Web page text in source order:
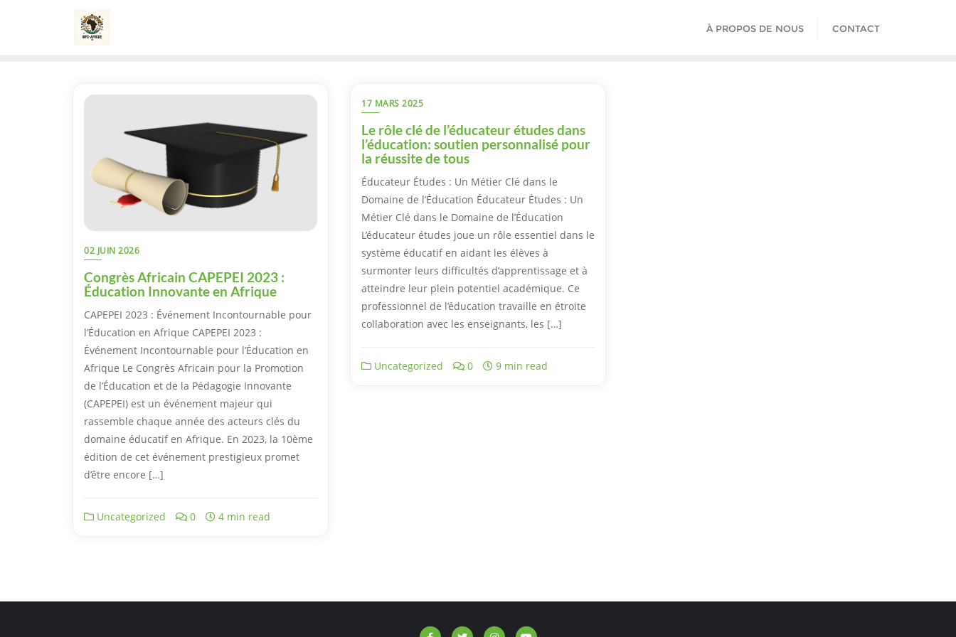
À PROPOS DE NOUS CONTACT
02 JUIN 2026
Congrès Africain CAPEPEI 2023 :
Éducation Innovante en Afrique
CAPEPEI 2023 : Événement Incontournable pour
l’Éducation en Afrique CAPEPEI 2023 :
Événement Incontournable pour l’Éducation en
Afrique Le Congrès Africain pour la Promotion
de l’Éducation et de la Pédagogie Innovante
(CAPEPEI) est un événement majeur qui
rassemble chaque année des acteurs clés du
domaine éducatif en Afrique. En 2023, la 10ème
édition de cet événement prestigieux promet
d’être encore […]
Uncategorized 0 4 min read
17 MARS 2025
Le rôle clé de l’éducateur études dans
l’éducation: soutien personnalisé pour
la réussite de tous
Éducateur Études : Un Métier Clé dans le
Domaine de l’Éducation Éducateur Études : Un
Métier Clé dans le Domaine de l’Éducation
L’éducateur études joue un rôle essentiel dans le
système éducatif en aidant les élèves à
surmonter leurs difficultés d’apprentissage et à
atteindre leur plein potentiel académique. Ce
professionnel de l’éducation travaille en étroite
collaboration avec les enseignants, les […]
Uncategorized 0 9 min read